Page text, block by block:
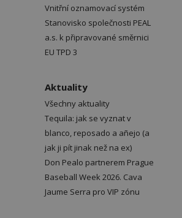
Vnitřní oznamovací systém
Stanovisko společnosti PEAL
a.s. k připravované směrnici
EU TPD 3
Aktuality
Všechny aktuality
Tequila: jak se vyznat v
blanco, reposado a añejo (a
jak ji pít jinak než na ex)
Don Pealo partnerem Prague
Baseball Week 2026. Cava
Jaume Serra pro VIP zónu